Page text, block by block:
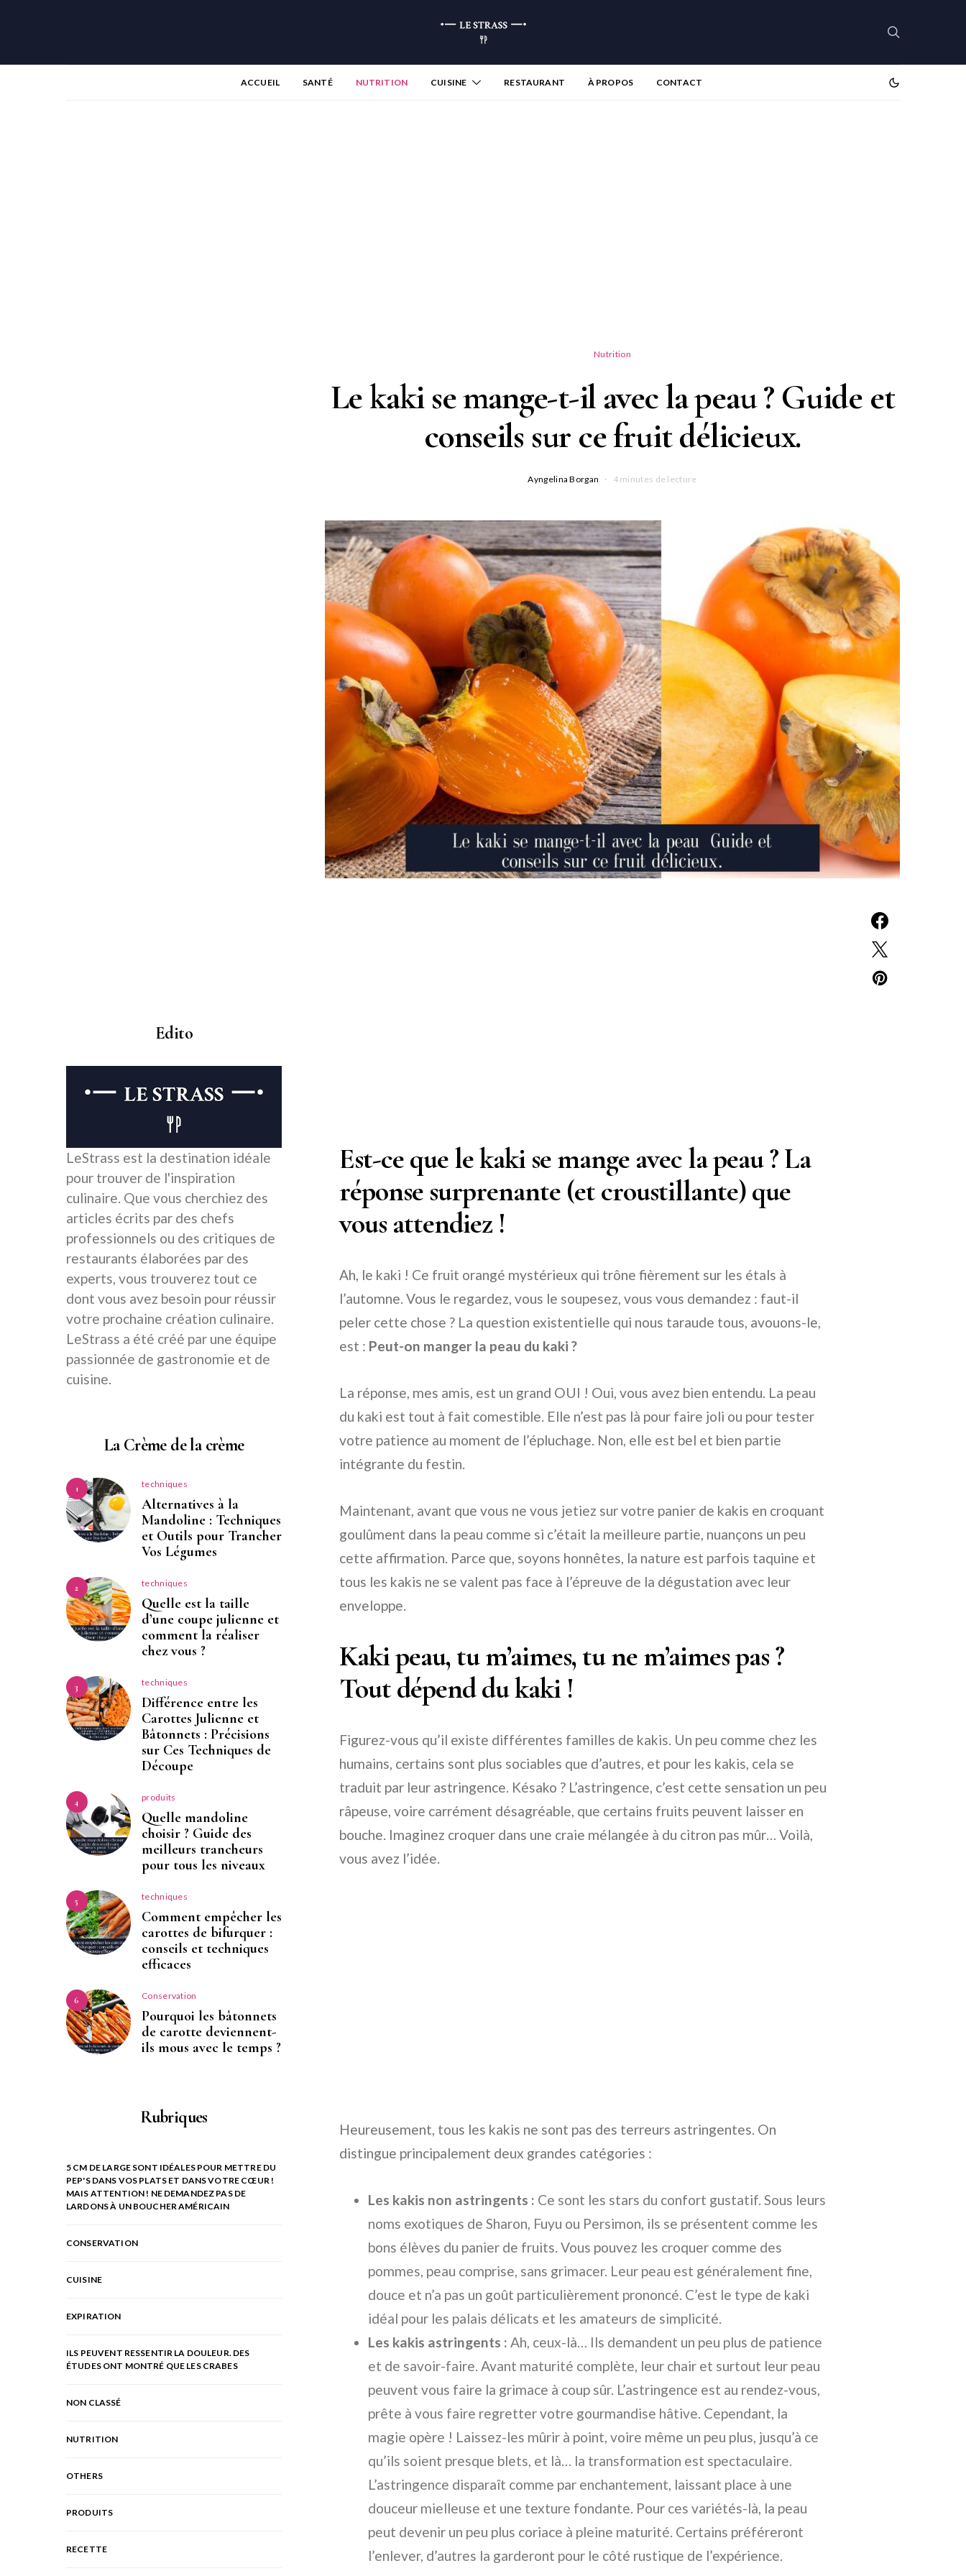
ACCUEIL SANTÉ NUTRITION CUISINE RESTAURANT À PROPOS CONTACT
Nutrition
Le kaki se mange-t-il avec la peau ? Guide et
conseils sur ce fruit délicieux.
Ayngelina Borgan 4 minutes de lecture
Est-ce que le kaki se mange avec la peau ? La
réponse surprenante (et croustillante) que
vous attendiez !
Ah, le kaki ! Ce fruit orangé mystérieux qui trône fièrement sur les étals à
l’automne. Vous le regardez, vous le soupesez, vous vous demandez : faut-il
peler cette chose ? La question existentielle qui nous taraude tous, avouons-le,
est : Peut-on manger la peau du kaki ?
La réponse, mes amis, est un grand OUI ! Oui, vous avez bien entendu. La peau
du kaki est tout à fait comestible. Elle n’est pas là pour faire joli ou pour tester
votre patience au moment de l’épluchage. Non, elle est bel et bien partie
intégrante du festin.
Maintenant, avant que vous ne vous jetiez sur votre panier de kakis en croquant
goulûment dans la peau comme si c’était la meilleure partie, nuançons un peu
cette affirmation. Parce que, soyons honnêtes, la nature est parfois taquine et
tous les kakis ne se valent pas face à l’épreuve de la dégustation avec leur
enveloppe.
Kaki peau, tu m’aimes, tu ne m’aimes pas ?
Tout dépend du kaki !
Figurez-vous qu’il existe différentes familles de kakis. Un peu comme chez les
humains, certains sont plus sociables que d’autres, et pour les kakis, cela se
traduit par leur astringence. Késako ? L’astringence, c’est cette sensation un peu
râpeuse, voire carrément désagréable, que certains fruits peuvent laisser en
bouche. Imaginez croquer dans une craie mélangée à du citron pas mûr… Voilà,
vous avez l’idée.
Heureusement, tous les kakis ne sont pas des terreurs astringentes. On
distingue principalement deux grandes catégories :
Les kakis non astringents : Ce sont les stars du confort gustatif. Sous leurs
noms exotiques de Sharon, Fuyu ou Persimon, ils se présentent comme les
bons élèves du panier de fruits. Vous pouvez les croquer comme des
pommes, peau comprise, sans grimacer. Leur peau est généralement fine,
douce et n’a pas un goût particulièrement prononcé. C’est le type de kaki
idéal pour les palais délicats et les amateurs de simplicité.
Les kakis astringents : Ah, ceux-là… Ils demandent un peu plus de patience
et de savoir-faire. Avant maturité complète, leur chair et surtout leur peau
peuvent vous faire la grimace à coup sûr. L’astringence est au rendez-vous,
prête à vous faire regretter votre gourmandise hâtive. Cependant, la
magie opère ! Laissez-les mûrir à point, voire même un peu plus, jusqu’à ce
qu’ils soient presque blets, et là… la transformation est spectaculaire.
L’astringence disparaît comme par enchantement, laissant place à une
douceur mielleuse et une texture fondante. Pour ces variétés-là, la peau
peut devenir un peu plus coriace à pleine maturité. Certains préféreront
l’enlever, d’autres la garderont pour le côté rustique de l’expérience.
Edito
LeStrass est la destination idéale
pour trouver de l'inspiration
culinaire. Que vous cherchiez des
articles écrits par des chefs
professionnels ou des critiques de
restaurants élaborées par des
experts, vous trouverez tout ce
dont vous avez besoin pour réussir
votre prochaine création culinaire.
LeStrass a été créé par une équipe
passionnée de gastronomie et de
cuisine.
La Crème de la crème
1 techniques
Alternatives à la
Mandoline : Techniques
et Outils pour Trancher
Vos Légumes
2 techniques
Quelle est la taille
d’une coupe julienne et
comment la réaliser
chez vous ?
3 techniques
Différence entre les
Carottes Julienne et
Bâtonnets : Précisions
sur Ces Techniques de
Découpe
4 produits
Quelle mandoline
choisir ? Guide des
meilleurs trancheurs
pour tous les niveaux
5 techniques
Comment empêcher les
carottes de bifurquer :
conseils et techniques
efficaces
6 Conservation
Pourquoi les bâtonnets
de carotte deviennent-
ils mous avec le temps ?
Rubriques
5 CM DE LARGE SONT IDÉALES POUR METTRE DU
PEP'S DANS VOS PLATS ET DANS VOTRE CŒUR !
MAIS ATTENTION ! NE DEMANDEZ PAS DE
LARDONS À UN BOUCHER AMÉRICAIN
CONSERVATION
CUISINE
EXPIRATION
ILS PEUVENT RESSENTIR LA DOULEUR. DES
ÉTUDES ONT MONTRÉ QUE LES CRABES
NON CLASSÉ
NUTRITION
OTHERS
PRODUITS
RECETTE